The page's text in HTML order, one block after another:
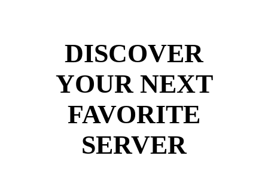
DISCOVER
YOUR NEXT
FAVORITE
SERVER